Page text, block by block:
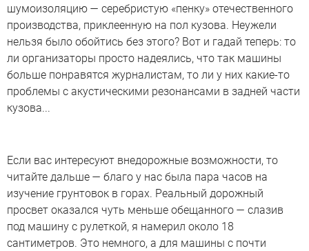
шумоизоляцию — серебристую «пенку» отечественного
производства, приклеенную на пол кузова. Неужели
нельзя было обойтись без этого? Вот и гадай теперь: то
ли организаторы просто надеялись, что так машины
больше понравятся журналистам, то ли у них какие-то
проблемы с акустическими резонансами в задней части
кузова...
Если вас интересуют внедорожные возможности, то
читайте дальше — благо у нас была пара часов на
изучение грунтовок в горах. Реальный дорожный
просвет оказался чуть меньше обещанного — слазив
под машину с рулеткой, я намерил около 18
сантиметров. Это немного, а для машины с почти